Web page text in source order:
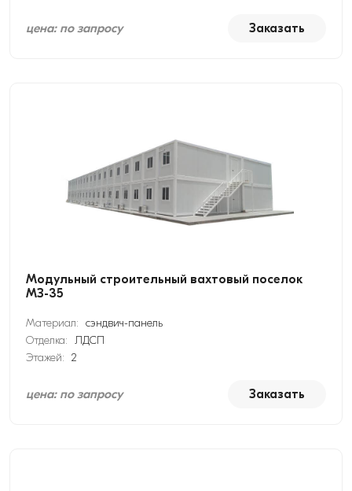
цена: по запросу Заказать
Модульный строительный вахтовый поселок
МЗ-35
Материал: сэндвич-панель
Отделка: ЛДСП
Этажей: 2
цена: по запросу Заказать